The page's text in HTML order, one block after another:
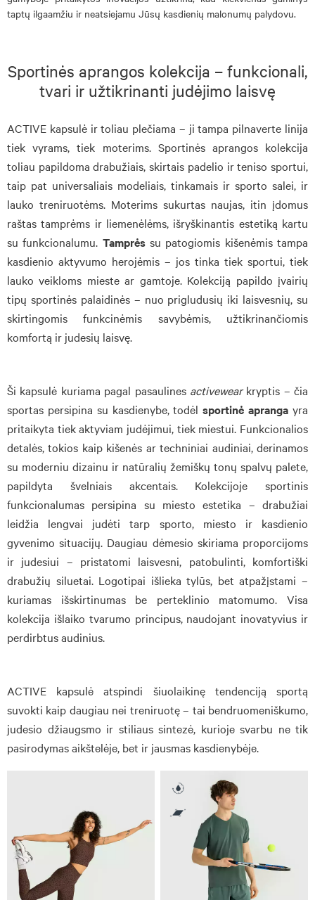
taptų ilgaamžiu ir neatsiejamu Jūsų kasdienių malonumų palydovu.
Sportinės aprangos kolekcija – funkcionali,
tvari ir užtikrinanti judėjimo laisvę
ACTIVE kapsulė ir toliau plečiama – ji tampa pilnaverte linija
tiek vyrams, tiek moterims. Sportinės aprangos kolekcija
toliau papildoma drabužiais, skirtais padelio ir teniso sportui,
taip pat universaliais modeliais, tinkamais ir sporto salei, ir
lauko treniruotėms. Moterims sukurtas naujas, itin įdomus
raštas tamprėms ir liemenėlėms, išryškinantis estetiką kartu
su funkcionalumu. Tamprėssu patogiomis kišenėmis tampa
kasdienio aktyvumo herojėmis – jos tinka tiek sportui, tiek
lauko veikloms mieste ar gamtoje. Kolekciją papildo įvairių
tipų sportinės palaidinės – nuo prigludusių iki laisvesnių, su
skirtingomis funkcinėmis savybėmis, užtikrinančiomis
komfortą ir judesių laisvę.
Ši kapsulė kuriama pagal pasaulines activewearkryptis – čia
sportas persipina su kasdienybe, todėlsportinė apranga yra
pritaikyta tiek aktyviam judėjimui, tiek miestui. Funkcionalios
detalės, tokios kaip kišenės ar techniniai audiniai, derinamos
su moderniu dizainu ir natūralių žemiškų tonų spalvų palete,
papildyta švelniais akcentais. Kolekcijoje sportinis
funkcionalumas persipina su miesto estetika – drabužiai
leidžia lengvai judėti tarp sporto, miesto ir kasdienio
gyvenimo situacijų. Daugiau dėmesio skiriama proporcijoms
ir judesiui – pristatomi laisvesni, patobulinti, komfortiški
drabužių siluetai. Logotipai išlieka tylūs, bet atpažįstami –
kuriamas išskirtinumas be perteklinio matomumo. Visa
kolekcija išlaiko tvarumo principus, naudojant inovatyvius ir
perdirbtus audinius.
ACTIVE kapsulė atspindi šiuolaikinę tendenciją sportą
suvokti kaip daugiau nei treniruotę – tai bendruomeniškumo,
judesio džiaugsmo ir stiliaus sintezė, kurioje svarbu ne tik
pasirodymas aikštelėje, bet ir jausmas kasdienybėje.